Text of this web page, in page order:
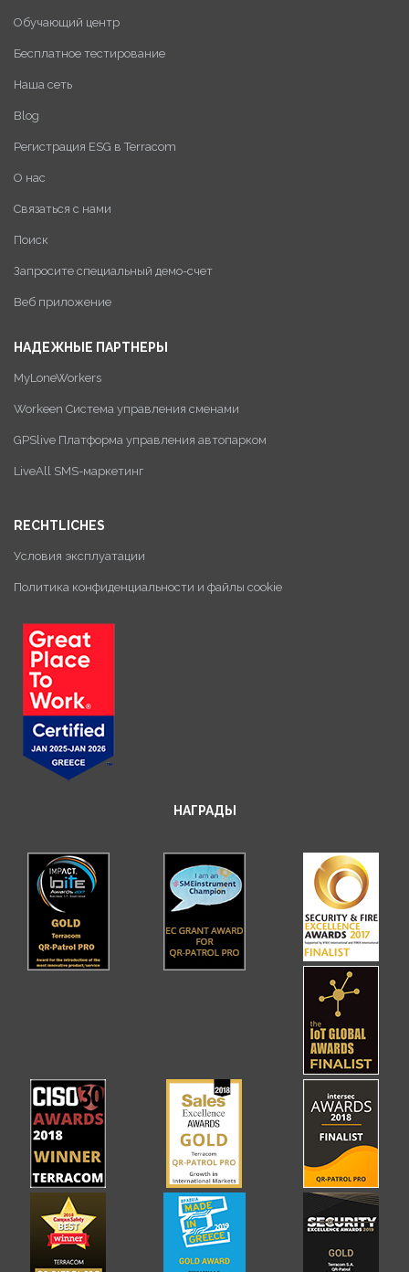
Обучающий центр
Бесплатное тестирование
Наша сеть
Blog
Регистрация ESG в Terracom
О нас
Связаться с нами
Поиск
Запросите специальный демо-счет
Веб приложение
НАДЕЖНЫЕ ПАРТНЕРЫ
MyLoneWorkers
Workeen Система управления сменами
GPSlive Платформа управления автопарком
LiveAll SMS-маркетинг
RECHTLICHES
Условия эксплуатации
Политика конфиденциальности и файлы cookie
НАГРАДЫ